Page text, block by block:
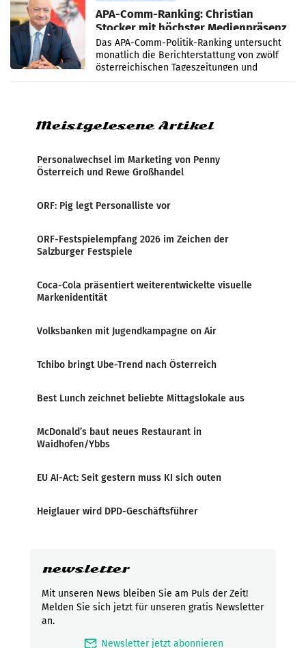
APA-Comm-Ranking: Christian
Stocker mit höchster Medienpräsenz
im Juli
Das APA-Comm-Politik-Ranking untersucht
monatlich die Berichterstattung von zwölf
österreichischen Tageszeitungen und
analysiert, welche Politikerinnen und
Meistgelesene Artikel
Personalwechsel im Marketing von Penny
Österreich und Rewe Großhandel
ORF: Pig legt Personalliste vor
ORF-Festspielempfang 2026 im Zeichen der
Salzburger Festspiele
Coca-Cola präsentiert weiterentwickelte visuelle
Markenidentität
Volksbanken mit Jugendkampagne on Air
Tchibo bringt Ube-Trend nach Österreich
Best Lunch zeichnet beliebte Mittagslokale aus
McDonald’s baut neues Restaurant in
Waidhofen/Ybbs
EU AI-Act: Seit gestern muss KI sich outen
Heiglauer wird DPD-Geschäftsführer
newsletter
Mit unseren News bleiben Sie am Puls der Zeit!
Melden Sie sich jetzt für unseren gratis Newsletter
an.
mark_email_read Newsletter jetzt abonnieren